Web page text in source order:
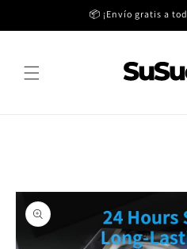
al contenido
📦 ¡Envío gratis a
directamente
a la
información